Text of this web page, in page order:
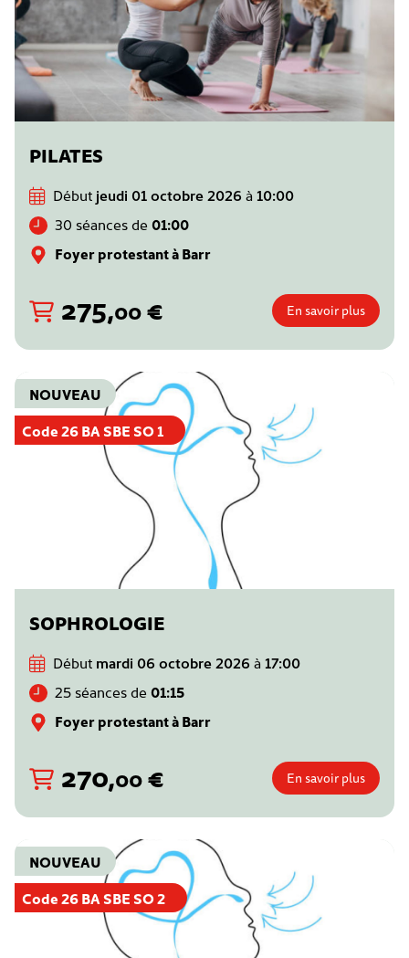
PILATES
Début jeudi 01 octobre 2026 à 10:00
30 séances de 01:00
Foyer protestant à Barr
275,00€ En savoir plus
Code 26 BA SBE SO 1
NOUVEAU
SOPHROLOGIE
Début mardi 06 octobre 2026 à 17:00
25 séances de 01:15
Foyer protestant à Barr
270,00€ En savoir plus
Code 26 BA SBE SO 2
NOUVEAU